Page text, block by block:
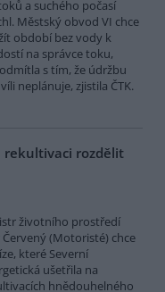
a suchého počasí
Městský obvod VI chce
období bez vody k
na správce toku,
s tím, že údržbu
neplánuje, zjistila ČTK.
rekultivaci rozdělit
životního prostředí
Červený (Motoristé) chce
které Severní
ušetřila na
hnědouhelného